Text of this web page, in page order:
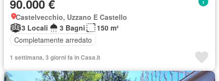
90.000 €
Castelvecchio, Uzzano E Castello
3 Locali
3 Bagni
150 m²
Completamente arredato
1 settimana, 3 giorni fa in Casa.it